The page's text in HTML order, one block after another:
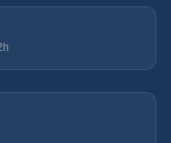
rãi cho mọi nhu cầu